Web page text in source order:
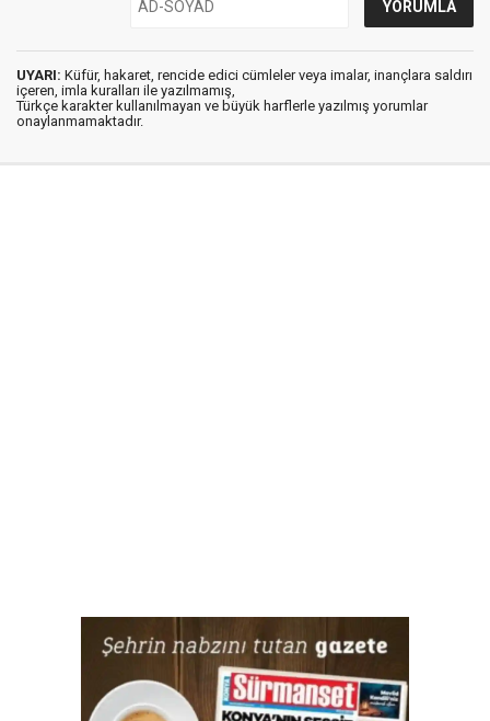
UYARI: Küfür, hakaret, rencide edici cümleler veya imalar, inançlara saldırı
içeren, imla kuralları ile yazılmamış,
Türkçe karakter kullanılmayan ve büyük harflerle yazılmış yorumlar
onaylanmamaktadır.